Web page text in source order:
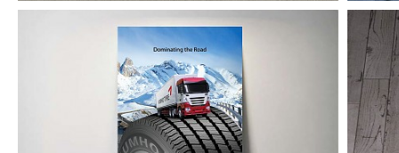
금호타이어 해외광고